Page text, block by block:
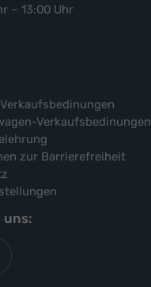
– 13:00 Uhr
Verkaufsbedinungen
zur Barrierefreiheit
uns: